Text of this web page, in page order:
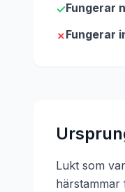
✓Fungerar
✗Fungerar
Lukt som
härstammar